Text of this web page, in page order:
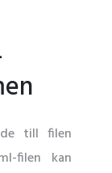
till filen
filen kan